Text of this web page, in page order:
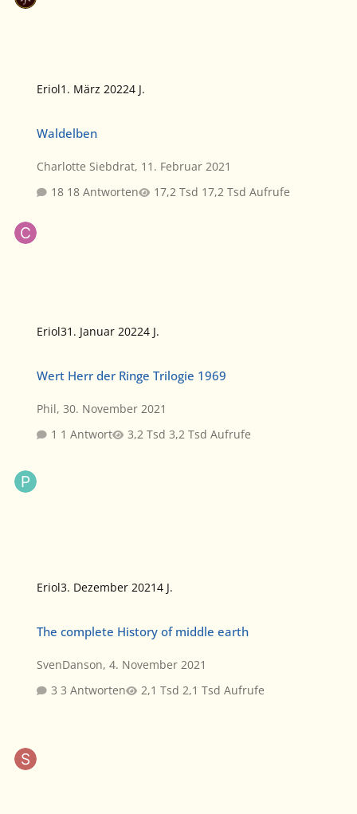
Eriol1. März 20224 J.
Waldelben
Charlotte Siebdrat, 11. Februar 2021
18 Antworten
17,2 Tsd Aufrufe
Eriol31. Januar 20224 J.
Wert Herr der Ringe Trilogie 1969
Phil,30. November 2021
1 Antwort
3,2 Tsd Aufrufe
Eriol3. Dezember 20214 J.
The complete History of middle earth
SvenDanson,4. November 2021
3 Antworten
2,1 Tsd Aufrufe